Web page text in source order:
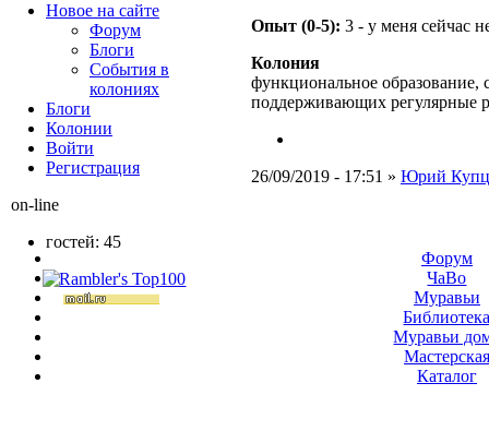
Опыт (0-5): 3 - у меня сейчас
Колония
функциональное образование,
поддерживающих регулярные
26/09/2019 - 17:51 » Юрий
Новое на сайте
Форум
Блоги
События в
колониях
Блоги
Колонии
Войти
Peгиcтpaция
on-line
гостей: 45
Форум
ЧаВо
Муравьи
Муравьи
Мастерская
Каталог